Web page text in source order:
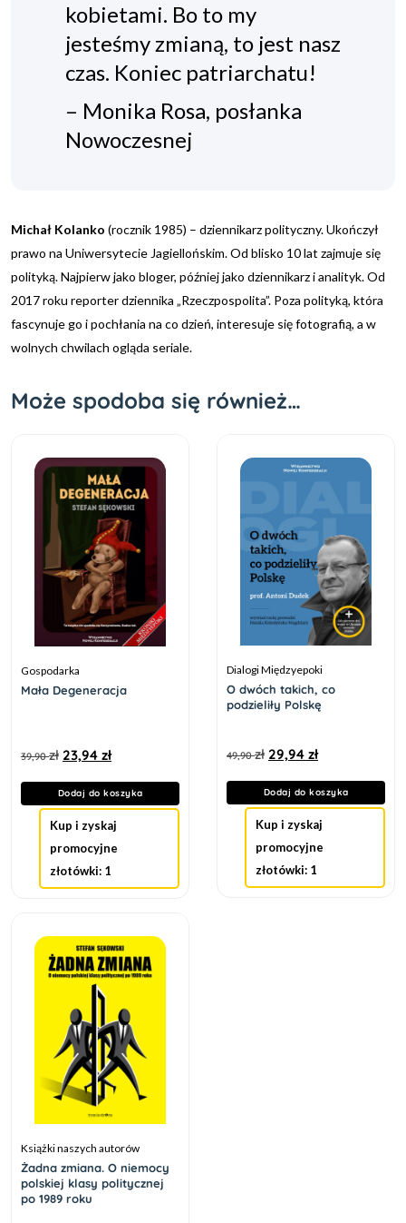
kobietami. Bo to my
jesteśmy zmianą, to jest nasz
czas. Koniec patriarchatu!
– Monika Rosa, posłanka
Nowoczesnej
Michał Kolanko (rocznik 1985) – dziennikarz polityczny. Ukończył
prawo na Uniwersytecie Jagiellońskim. Od blisko 10 lat zajmuje się
polityką. Najpierw jako bloger, później jako dziennikarz i analityk. Od
2017 roku reporter dziennika „Rzeczpospolita”. Poza polityką, która
fascynuje go i pochłania na co dzień, interesuje się fotografią, a w
wolnych chwilach ogląda seriale.
Może spodoba się również…
Gospodarka
Mała Degeneracja
39,90zł 23,94 zł
Dodaj do koszyka
Kup i zyskaj
promocyjne
złotówki: 1
Dialogi Międzyepoki
O dwóch takich, co
podzieliły Polskę
49,90zł 29,94 zł
Dodaj do koszyka
Kup i zyskaj
promocyjne
złotówki: 1
Książki naszych autorów
Żadna zmiana. O niemocy
polskiej klasy politycznej
po 1989 roku